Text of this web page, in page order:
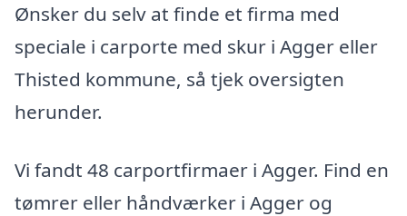
Ønsker du selv at finde et firma med
speciale i carporte med skur i Agger eller
Thisted kommune, så tjek oversigten
herunder.
Vi fandt 48 carportfirmaer i Agger. Find en
tømrer eller håndværker i Agger og